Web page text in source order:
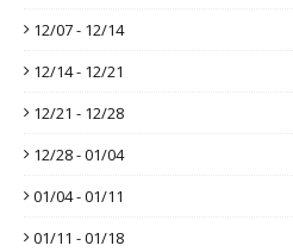
12/07 - 12/14
12/14 - 12/21
12/21 - 12/28
12/28 - 01/04
01/04 - 01/11
01/11 - 01/18